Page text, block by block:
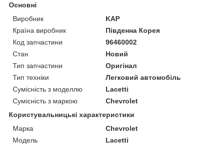
Основні
Виробник
KAP
Країна виробник
Південна Корея
Код запчастини
96460002
Стан
Новий
Тип запчастини
Оригінал
Тип техніки
Легковий автомобіль
Сумісність з моделлю
Lacetti
Сумісність з маркою
Chevrolet
Користувальницькі характеристики
Марка
Chevrolet
Модель
Lacetti